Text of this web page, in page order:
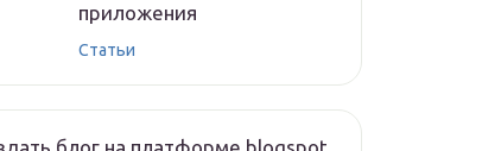
приложения
Статьи